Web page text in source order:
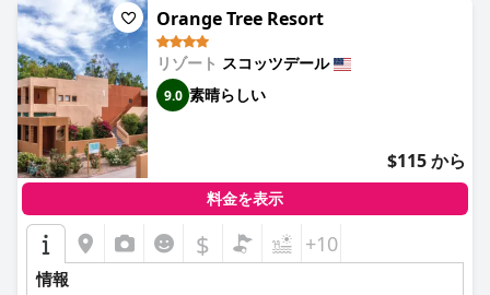
Orange Tree Resort
リゾート スコッツデール
9.0 素晴らしい
$115 から
料金を表示
$ +10
情報